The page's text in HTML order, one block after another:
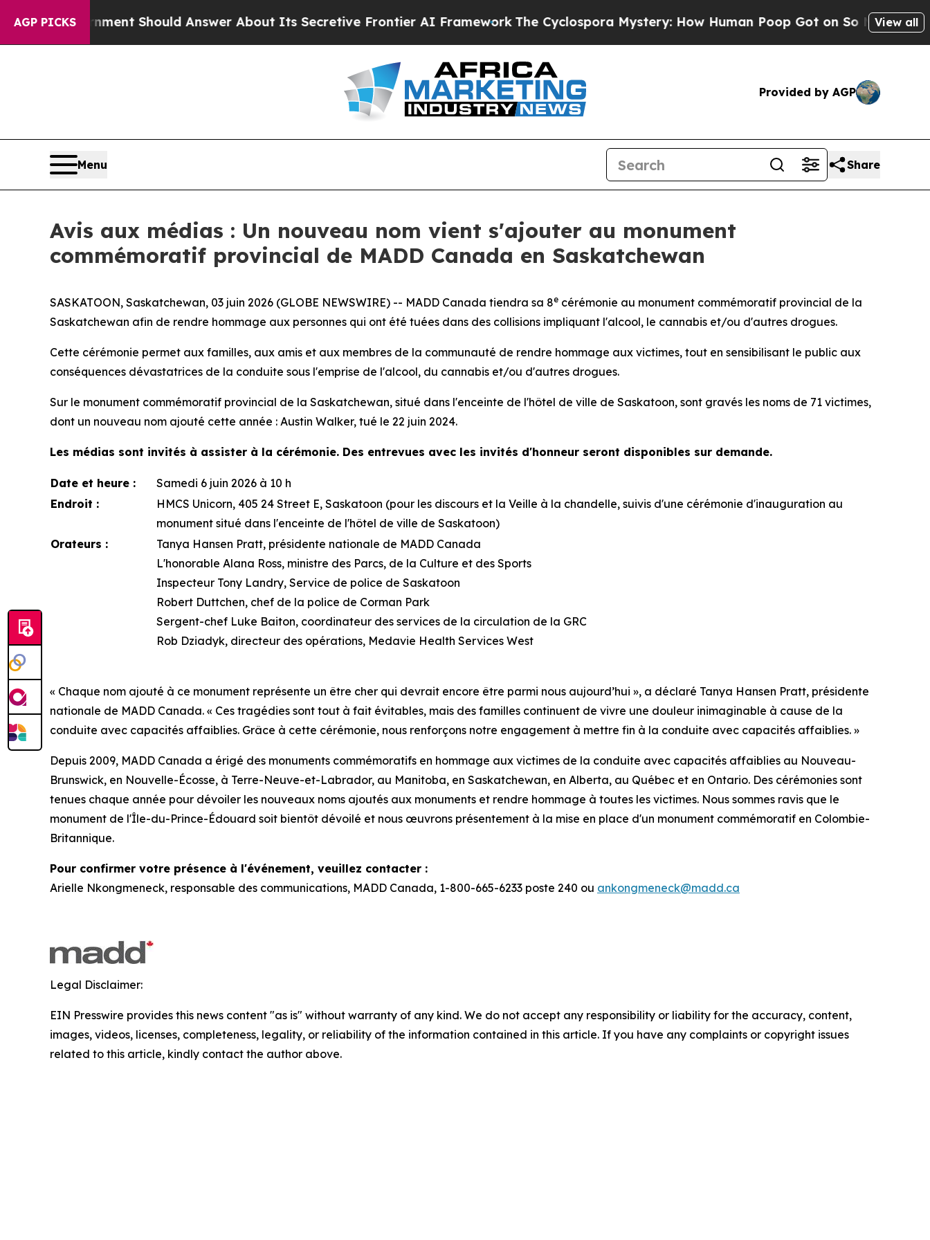
AGP PICKS
Government Should Answer About Its Secretive Frontier AI FrameworkThe Cyclospora Mystery: How Human Poop Got on So Much Lettuce
View all
Provided by AGP
Menu Share
Avis aux médias : Un nouveau nom vient s'ajouter au monument
commémoratif provincial de MADD Canada en Saskatchewan
SASKATOON, Saskatchewan, 03 juin 2026 (GLOBE NEWSWIRE) -- MADD Canada tiendra sa 8e cérémonie au monument commémoratif provincial de la
Saskatchewan afin de rendre hommage aux personnes qui ont été tuées dans des collisions impliquant l'alcool, le cannabis et/ou d'autres drogues.
Cette cérémonie permet aux familles, aux amis et aux membres de la communauté de rendre hommage aux victimes, tout en sensibilisant le public aux
conséquences dévastatrices de la conduite sous l'emprise de l'alcool, du cannabis et/ou d'autres drogues.
Sur le monument commémoratif provincial de la Saskatchewan, situé dans l'enceinte de l'hôtel de ville de Saskatoon, sont gravés les noms de 71 victimes,
dont un nouveau nom ajouté cette année : Austin Walker, tué le 22 juin 2024.
Les médias sont invités à assister à la cérémonie. Des entrevues avec les invités d'honneur seront disponibles sur demande.
Date et heure :
Samedi 6 juin 2026 à 10 h
Endroit :
HMCS Unicorn, 405 24 Street E, Saskatoon (pour les discours et la Veille à la chandelle, suivis d'une cérémonie d'inauguration au
monument situé dans l'enceinte de l'hôtel de ville de Saskatoon)
Orateurs :
Tanya Hansen Pratt, présidente nationale de MADD Canada
L'honorable Alana Ross, ministre des Parcs, de la Culture et des Sports
Inspecteur Tony Landry, Service de police de Saskatoon
Robert Duttchen, chef de la police de Corman Park
Sergent-chef Luke Baiton, coordinateur des services de la circulation de la GRC
Rob Dziadyk, directeur des opérations, Medavie Health Services West
« Chaque nom ajouté à ce monument représente un être cher qui devrait encore être parmi nous aujourd’hui », a déclaré Tanya Hansen Pratt, présidente
nationale de MADD Canada. « Ces tragédies sont tout à fait évitables, mais des familles continuent de vivre une douleur inimaginable à cause de la
conduite avec capacités affaiblies. Grâce à cette cérémonie, nous renforçons notre engagement à mettre fin à la conduite avec capacités affaiblies. »
Depuis 2009, MADD Canada a érigé des monuments commémoratifs en hommage aux victimes de la conduite avec capacités affaiblies au Nouveau-
Brunswick, en Nouvelle-Écosse, à Terre-Neuve-et-Labrador, au Manitoba, en Saskatchewan, en Alberta, au Québec et en Ontario. Des cérémonies sont
tenues chaque année pour dévoiler les nouveaux noms ajoutés aux monuments et rendre hommage à toutes les victimes. Nous sommes ravis que le
monument de l'Île-du-Prince-Édouard soit bientôt dévoilé et nous œuvrons présentement à la mise en place d'un monument commémoratif en Colombie-
Britannique.
Pour confirmer votre présence à l'événement, veuillez contacter :
Arielle Nkongmeneck, responsable des communications, MADD Canada, 1-800-665-6233 poste 240 ou ankongmeneck@madd.ca
Legal Disclaimer:
EIN Presswire provides this news content "as is" without warranty of any kind. We do not accept any responsibility or liability for the accuracy, content,
images, videos, licenses, completeness, legality, or reliability of the information contained in this article. If you have any complaints or copyright issues
related to this article, kindly contact the author above.